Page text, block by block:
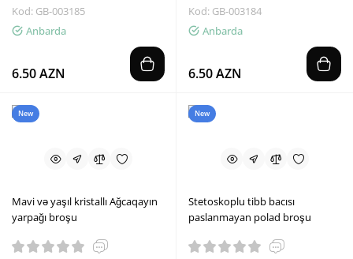
Kod: GB-003185
Anbarda
6.50 AZN
Kod: GB-003184
Anbarda
6.50 AZN
New
Mavi və yaşıl kristallı Ağcaqayın
yarpağı broşu
New
Stetoskoplu tibb bacısı
paslanmayan polad broşu